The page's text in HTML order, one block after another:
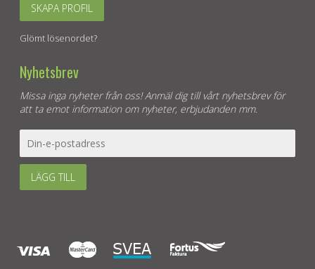
SKAPA PROFIL
Glömt lösenordet?
Nyhetsbrev
Missa inga nyheter från oss! Anmäl dig till vårt nyhetsbrev för
att ta emot information om nyheter, erbjudanden mm.
LÄGG TILL